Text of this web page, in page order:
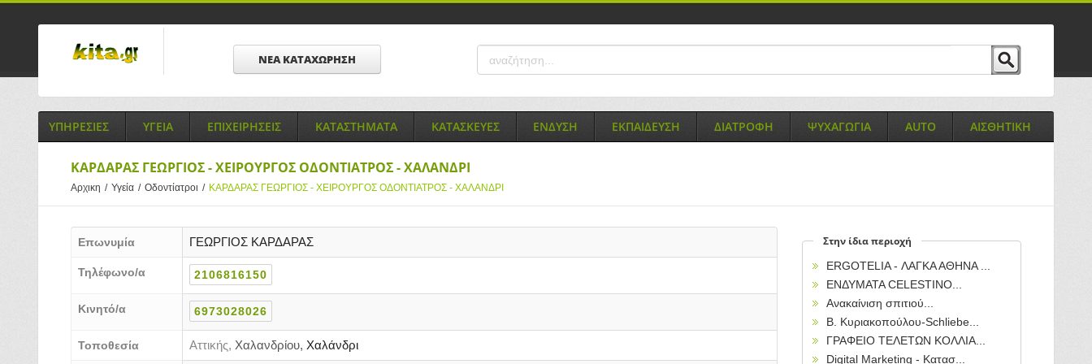
ΝΕΑ ΚΑΤΑΧΩΡΗΣΗ
ΥΠΗΡΕΣΙΕΣ ΥΓΕΙΑ ΕΠΙΧΕΙΡΗΣΕΙΣ ΚΑΤΑΣΤΗΜΑΤΑ ΚΑΤΑΣΚΕΥΕΣ ΕΝΔΥΣΗ ΕΚΠΑΙΔΕΥΣΗ ΔΙΑΤΡΟΦΗ ΨΥΧΑΓΩΓΙΑ AUTO ΑΙΣΘΗΤΙΚΗ
ΚΑΡΔΑΡΑΣ ΓΕΩΡΓΙΟΣ - ΧΕΙΡΟΥΡΓΟΣ ΟΔΟΝΤΙΑΤΡΟΣ - ΧΑΛΑΝΔΡΙ
Αρχικη / Υγεία / Οδοντίατροι / ΚΑΡΔΑΡΑΣ ΓΕΩΡΓΙΟΣ - ΧΕΙΡΟΥΡΓΟΣ ΟΔΟΝΤΙΑΤΡΟΣ - ΧΑΛΑΝΔΡΙ
Επωνυμία ΓΕΩΡΓΙΟΣ ΚΑΡΔΑΡΑΣ
Τηλέφωνο/α 2106816150
Κινητό/α 6973028026
Τοποθεσία Αττικής, Χαλανδρίου, Χαλάνδρι
Στην ίδια περιοχή
ERGOTELIA - ΛΑΓΚΑ ΑΘΗΝΑ ...
ΕΝΔΥΜΑΤΑ CELESTINO...
Ανακαίνιση σπιτιού...
Β. Κυριακοπούλου-Schliebe...
ΓΡΑΦΕΙΟ ΤΕΛΕΤΩΝ ΚΟΛΛΙΑ...
Digital Marketing - Κατασ...